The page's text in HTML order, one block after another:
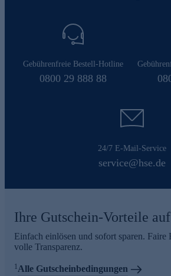
Gebührenfreie Bestell-Hotline
0800 29 888 88
24/7 E-Mail-Service
service@hse.de
Ihre Gutschein-Vorteile
Einfach einlösen und sofort sparen. Faire
volle Transparenz.
1Alle Gutscheinbedingungen